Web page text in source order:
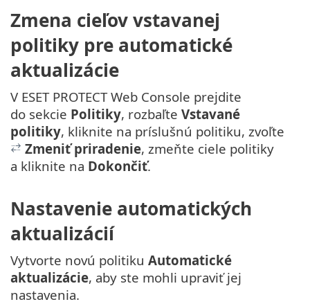
Zmena cieľov vstavanej
politiky pre automatické
aktualizácie
V ESET PROTECT Web Console prejdite
do sekcie Politiky, rozbaľte Vstavané
politiky, kliknite na príslušnú politiku, zvoľte
Zmeniť priradenie, zmeňte ciele politiky
a kliknite na Dokončiť.
Nastavenie automatických
aktualizácií
Vytvorte novú politiku Automatické
aktualizácie, aby ste mohli upraviť jej
nastavenia.